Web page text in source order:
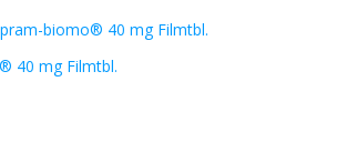
biomo® 40 mg Filmtbl.
40 mg Filmtbl.